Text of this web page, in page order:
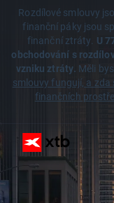
Rozdílové smlouvy
finanční páky jsou
finanční ztráty. U
obchodování s
vzniku ztráty. Měli
smlouvy fungují, a
finančních